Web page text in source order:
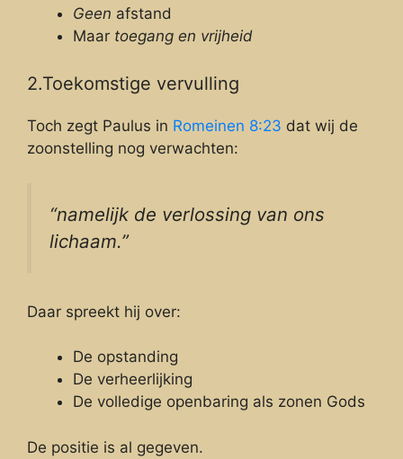
Geen afstand
Maar toegang en vrijheid
2.Toekomstige vervulling
Toch zegt Paulus in Romeinen 8:23 dat wij de
zoonstelling nog verwachten:
“namelijk de verlossing van ons
lichaam.”
Daar spreekt hij over:
De opstanding
De verheerlijking
De volledige openbaring als zonen Gods
De positie is al gegeven.